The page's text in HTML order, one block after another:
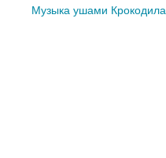
Музыка ушами Крокодила